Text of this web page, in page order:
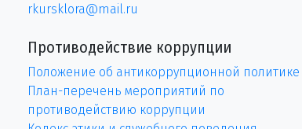
rkursklora@mail.ru
Противодействие коррупции
Положение об антикоррупционной политике
План-перечень мероприятий по
противодействию коррупции